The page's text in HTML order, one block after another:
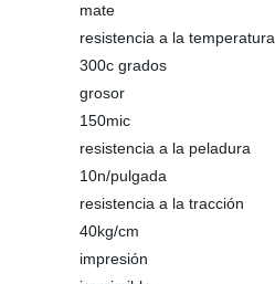
mate
resistencia a la temperatura
300c grados
grosor
150mic
resistencia a la peladura
10n/pulgada
resistencia a la tracción
40kg/cm
impresión